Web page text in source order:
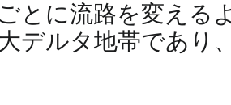
とに流路を変える
デルタ地帯であり